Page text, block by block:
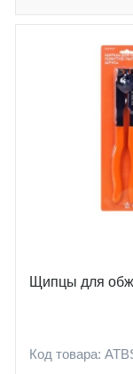
Щипцы для
Код товара: